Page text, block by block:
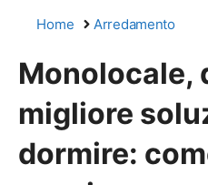
Home Arredamento
Monolocale,
migliore
dormire: